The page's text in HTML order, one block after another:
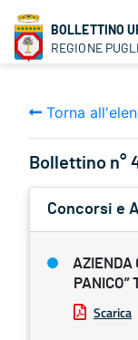
BOLLETTINO
REGIONE
Torna
Bollettino n°
Concorsi e
AZIENDA
PANICO”
Scarica